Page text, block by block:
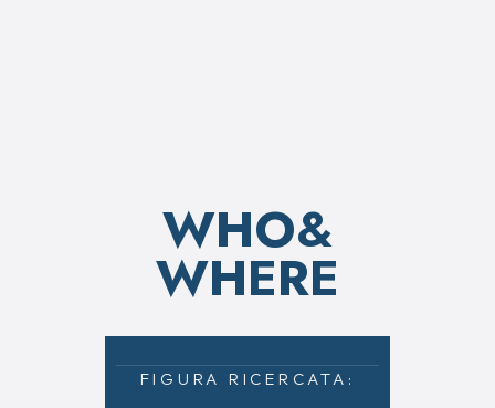
WHO&
WHERE
FIGURA RICERCATA: